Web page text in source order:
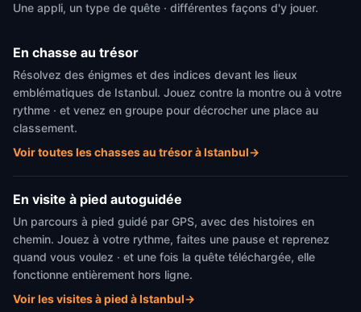
Une appli, un type de quête · différentes façons d'y jouer.
En chasse au trésor
Résolvez des énigmes et des indices devant les lieux
emblématiques de Istanbul. Jouez contre la montre ou à votre
rythme · et venez en groupe pour décrocher une place au
classement.
Voir toutes les chasses au trésor à Istanbul→
En visite à pied autoguidée
Un parcours à pied guidé par GPS, avec des histoires en
chemin. Jouez à votre rythme, faites une pause et reprenez
quand vous voulez · et une fois la quête téléchargée, elle
fonctionne entièrement hors ligne.
Voir les visites à pied à Istanbul→